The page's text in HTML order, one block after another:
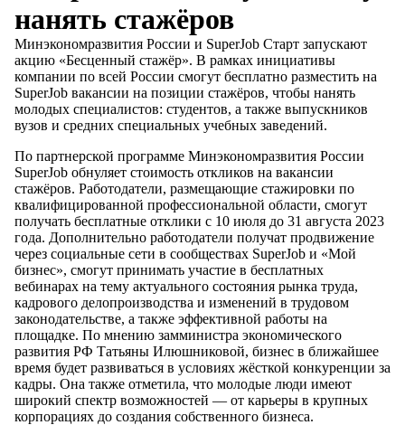
нанять стажёров
Минэкономразвития России и SuperJob Старт запускают
акцию «Бесценный стажёр». В рамках инициативы
компании по всей России смогут бесплатно разместить на
SuperJob вакансии на позиции стажёров, чтобы нанять
молодых специалистов: студентов, а также выпускников
вузов и средних специальных учебных заведений.
По партнерской программе Минэкономразвития России
SuperJob обнуляет стоимость откликов на вакансии
стажёров. Работодатели, размещающие стажировки по
квалифицированной профессиональной области, смогут
получать бесплатные отклики с 10 июля до 31 августа 2023
года. Дополнительно работодатели получат продвижение
через социальные сети в сообществах SuperJob и «Мой
бизнес», смогут принимать участие в бесплатных
вебинарах на тему актуального состояния рынка труда,
кадрового делопроизводства и изменений в трудовом
законодательстве, а также эффективной работы на
площадке. По мнению замминистра экономического
развития РФ Татьяны Илюшниковой, бизнес в ближайшее
время будет развиваться в условиях жёсткой конкуренции за
кадры. Она также отметила, что молодые люди имеют
широкий спектр возможностей — от карьеры в крупных
корпорациях до создания собственного бизнеса.